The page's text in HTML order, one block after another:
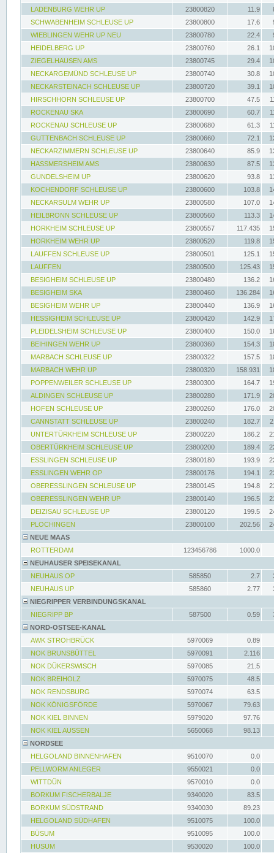
LADENBURG WEHR UP
23800820 11.9
SCHWABENHEIM SCHLEUSE UP
23800800 17.6
WIEBLINGEN WEHR UP NEU
23800780 22.4
HEIDELBERG UP
23800760 26.1
ZIEGELHAUSEN AMS
23800745 29.4
NECKARGEMÜND SCHLEUSE UP
23800740 30.8
NECKARSTEINACH SCHLEUSE UP
23800720 39.1
HIRSCHHORN SCHLEUSE UP
23800700 47.5
ROCKENAU SKA
23800690 60.7
ROCKENAU SCHLEUSE UP
23800680 61.3
GUTTENBACH SCHLEUSE UP
23800660 72.1
NECKARZIMMERN SCHLEUSE UP
23800640 85.9
HASSMERSHEIM AMS
23800630 87.5
GUNDELSHEIM UP
23800620 93.8
KOCHENDORF SCHLEUSE UP
23800600 103.8
NECKARSULM WEHR UP
23800580 107.0
HEILBRONN SCHLEUSE UP
23800560 113.3
HORKHEIM SCHLEUSE UP
23800557 117.435
HORKHEIM WEHR UP
23800520 119.8
LAUFFEN SCHLEUSE UP
23800501 125.1
LAUFFEN
23800500 125.43
BESIGHEIM SCHLEUSE UP
23800480 136.2
BESIGHEIM SKA
23800460 136.284
BESIGHEIM WEHR UP
23800440 136.9
HESSIGHEIM SCHLEUSE UP
23800420 142.9
PLEIDELSHEIM SCHLEUSE UP
23800400 150.0
BEIHINGEN WEHR UP
23800360 154.3
MARBACH SCHLEUSE UP
23800322 157.5
MARBACH WEHR UP
23800320 158.931
POPPENWEILER SCHLEUSE UP
23800300 164.7
ALDINGEN SCHLEUSE UP
23800280 171.9
HOFEN SCHLEUSE UP
23800260 176.0
CANNSTATT SCHLEUSE UP
23800240 182.7
UNTERTÜRKHEIM SCHLEUSE UP
23800220 186.2
OBERTÜRKHEIM SCHLEUSE UP
23800200 189.4
ESSLINGEN SCHLEUSE UP
23800180 193.9
ESSLINGEN WEHR OP
23800176 194.1
OBERESSLINGEN SCHLEUSE UP
23800145 194.8
OBERESSLINGEN WEHR UP
23800140 196.5
DEIZISAU SCHLEUSE UP
23800120 199.5
PLOCHINGEN
23800100 202.56
NEUE MAAS
ROTTERDAM
123456786
1000.0
NEUHAUSER SPEISEKANAL
NEUHAUS OP
585850 2.7
NEUHAUS UP
585860 2.77
NIEGRIPPER VERBINDUNGSKANAL
NIEGRIPP BP
587500 0.59
NORD-OSTSEE-KANAL
AWK STROHBRÜCK
5970069
0.89
NOK BRUNSBÜTTEL
5970091
2.116
NOK DÜKERSWISCH
5970085
21.5
NOK BREIHOLZ
5970075
48.5
NOK RENDSBURG
5970074
63.5
NOK KÖNIGSFÖRDE
5970067
79.63
NOK KIEL BINNEN
5979020
97.76
NOK KIEL AUSSEN
5650068
98.13
NORDSEE
HELGOLAND BINNENHAFEN
9510070
0.0
PELLWORM ANLEGER
9550021
0.0
WITTDÜN
9570010
0.0
BORKUM FISCHERBALJE
9340020
83.5
BORKUM SÜDSTRAND
9340030
89.23
HELGOLAND SÜDHAFEN
9510075
100.0
BÜSUM
9510095
100.0
HUSUM
9530020 100.0